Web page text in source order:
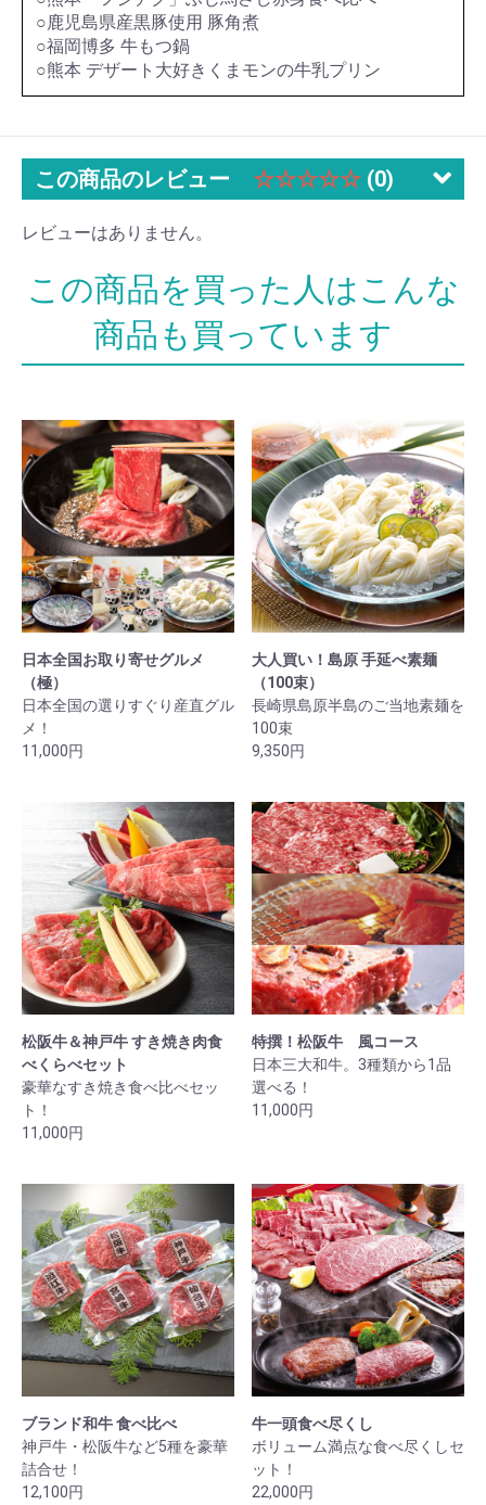
○鹿児島県産黒豚使用 豚角煮
○福岡博多 牛もつ鍋
○熊本 デザート大好きくまモンの牛乳プリン
この商品のレビュー ☆☆☆☆☆ (0)
レビューはありません。
日本全国お取り寄せグルメ
（極）
日本全国の選りすぐり産直グル
メ！
11,000円
大人買い！島原 手延べ素麺
（100束）
長崎県島原半島のご当地素麺を
100束
9,350円
松阪牛＆神戸牛 すき焼き肉食
べくらべセット
豪華なすき焼き食べ比べセッ
ト！
11,000円
特撰！松阪牛 風コース
日本三大和牛。3種類から1品
選べる！
11,000円
ブランド和牛 食べ比べ
神戸牛・松阪牛など5種を豪華
詰合せ！
12,100円
牛一頭食べ尽くし
ボリューム満点な食べ尽くしセ
ット！
22,000円